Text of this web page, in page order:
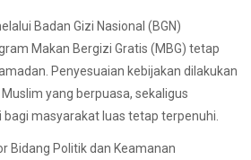
Badan Gizi Nasional (BGN)
Makan Bergizi Gratis (MBG) tetap
Penyesuaian kebijakan dilakukan
yang berpuasa, sekaligus
masyarakat luas tetap terpenuhi.
Bidang Politik dan Keamanan